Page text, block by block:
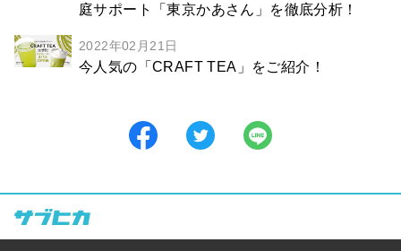
庭サポート「東京かあさん」を徹底分析！
2022年02月21日
今人気の「CRAFT TEA」をご紹介！